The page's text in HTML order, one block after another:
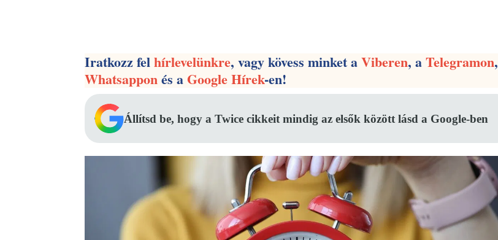
Iratkozz felhírlevelünkre, vagy kövess minket aViberen, aTelegramon,
Whatsapponés aGoogle Hírek-en!
Állítsd be, hogy a Twice cikkeit mindig az elsők között lásd a Google-ben